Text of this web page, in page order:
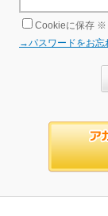
Cookieに保存 ※
→パスワードをお忘